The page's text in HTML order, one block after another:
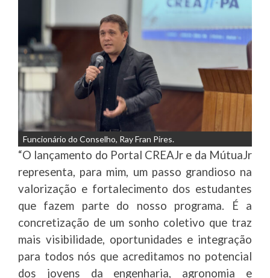
Funcionário do Conselho, Ray Fran Pires.
“O lançamento do Portal CREAJr e da MútuaJr
representa, para mim, um passo grandioso na
valorização e fortalecimento dos estudantes
que fazem parte do nosso programa. É a
concretização de um sonho coletivo que traz
mais visibilidade, oportunidades e integração
para todos nós que acreditamos no potencial
dos jovens da engenharia, agronomia e